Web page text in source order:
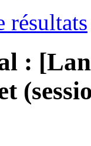
résultats
: